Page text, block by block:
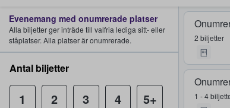
2 biljetter
1 - 4
Evenemang med onumrerade platser
Alla biljetter ger inträde till valfria lediga sitt- eller
ståplatser. Alla platser är onumrerade.
Antal biljetter
1 2 3 4 5+